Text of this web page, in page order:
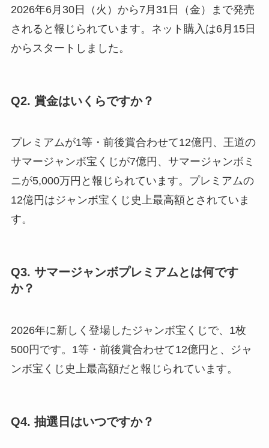
2026年6月30日（火）から7月31日（金）まで発売
されると報じられています。ネット購入は6月15日
からスタートしました。
Q2. 賞金はいくらですか？
プレミアムが1等・前後賞合わせて12億円、王道の
サマージャンボ宝くじが7億円、サマージャンボミ
ニが5,000万円と報じられています。プレミアムの
12億円はジャンボ宝くじ史上最高額とされていま
す。
Q3. サマージャンボプレミアムとは何です
か？
2026年に新しく登場したジャンボ宝くじで、1枚
500円です。1等・前後賞合わせて12億円と、ジャ
ンボ宝くじ史上最高額だと報じられています。
Q4. 抽選日はいつですか？